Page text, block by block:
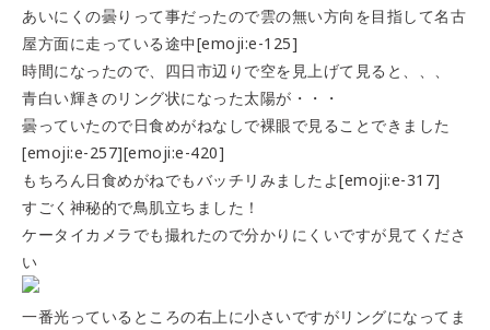
あいにくの曇りって事だったので雲の無い方向を目指して名古
屋方面に走っている途中[emoji:e-125]
時間になったので、四日市辺りで空を見上げて見ると、、、
青白い輝きのリング状になった太陽が・・・
曇っていたので日食めがねなしで裸眼で見ることできました
[emoji:e-257][emoji:e-420]
もちろん日食めがねでもバッチリみましたよ[emoji:e-317]
すごく神秘的で鳥肌立ちました！
ケータイカメラでも撮れたので分かりにくいですが見てくださ
い
一番光っているところの右上に小さいですがリングになってま